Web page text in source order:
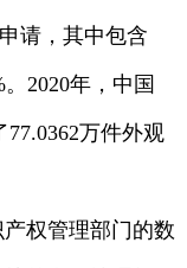
请，其中包含
2020年，中国
万件外观
权管理部门的数